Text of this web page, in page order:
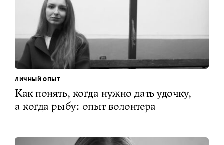
ЛИЧНЫЙ ОПЫТ
Как понять, когда нужно дать удочку,
а когда рыбу: опыт волонтера